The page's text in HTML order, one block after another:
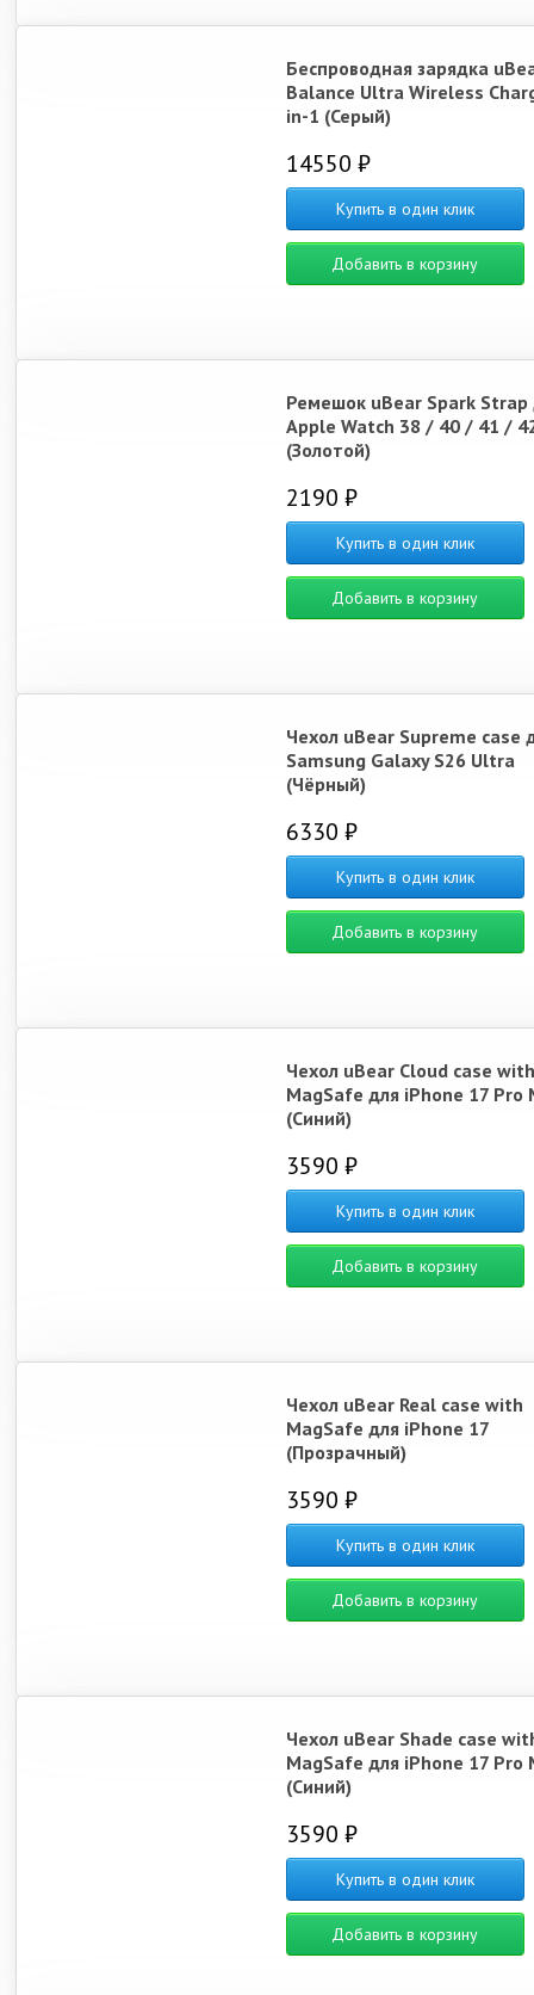
Беспроводная зарядка
Balance Ultra Wireless
in-1 (Серый)
14550 ₽
Купить в один клик
Добавить в корзину
Ремешок uBear Spark Strap
Apple Watch 38 / 40 / 41 /
(Золотой)
2190 ₽
Купить в один клик
Добавить в корзину
Чехол uBear Supreme case
Samsung Galaxy S26 Ultra
(Чёрный)
6330 ₽
Купить в один клик
Добавить в корзину
Чехол uBear Cloud case with
MagSafe для iPhone 17 Pro
(Синий)
3590 ₽
Купить в один клик
Добавить в корзину
Чехол uBear Real case with
MagSafe для iPhone 17
(Прозрачный)
3590 ₽
Купить в один клик
Добавить в корзину
Чехол uBear Shade case
MagSafe для iPhone 17 Pro
(Синий)
3590 ₽
Купить в один клик
Добавить в корзину